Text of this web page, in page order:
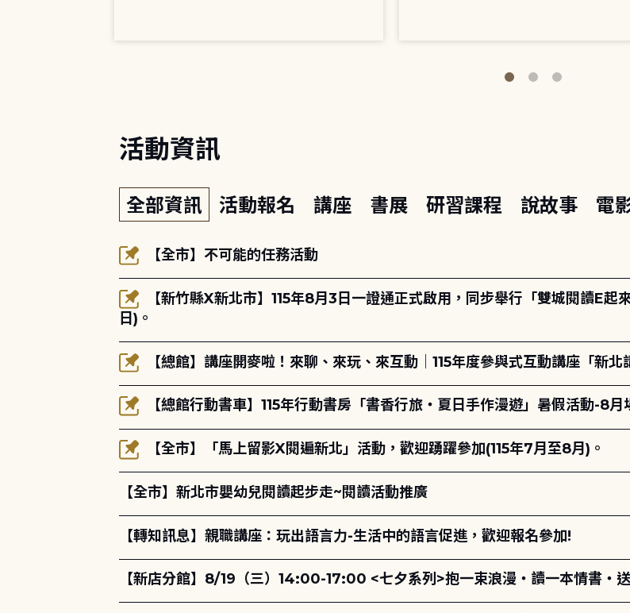
活動資訊
全部資訊 活動報名 講座 書展 研習課程 說故事 電
【全市】不可能的任務活動
【新竹縣X新北市】115年8月3日一證通正式啟用，同步舉行「雙城閱讀E
日)。
【總館】講座開麥啦！來聊、來玩、來互動｜115年度參與式互動講座「新北
【總館行動書車】115年行動書房「書香行旅・夏日手作漫遊」暑假活動-8
【全市】「馬上留影X閱遍新北」活動，歡迎踴躍參加(115年7月至8月)。
【全市】新北市嬰幼兒閱讀起步走~閱讀活動推廣
【轉知訊息】親職講座：玩出語言力-生活中的語言促進，歡迎報名參加!
【新店分館】8/19（三）14:00-17:00 <七夕系列>抱一束浪漫・讀一本情書・